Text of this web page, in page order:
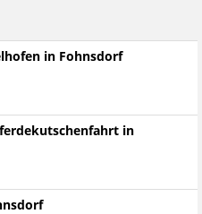
in Fohnsdorf
in